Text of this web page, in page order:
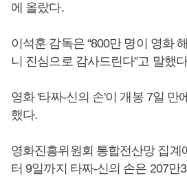
에 올랐다.
이석훈 감독은 “800만 명이 영화
니 진심으로 감사드린다”고 말했
영화 '타짜-신의 손'이 개봉 7일 만
했다.
영화진흥위원회 통합전산망 집계
터 9일까지 타짜-신의 손은 207만